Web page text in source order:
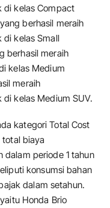
di kelas Compact
berhasil meraih
kelas Small
berhasil meraih
kelas Medium
meraih
kelas Medium SUV.
kategori Total Cost
biaya
dalam periode 1 tahun
konsumsi bahan
dalam setahun.
Honda Brio